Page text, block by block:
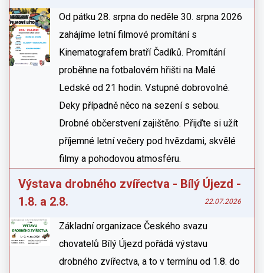
Od pátku 28. srpna do neděle 30. srpna 2026
zahájíme letní filmové promítání s
Kinematografem bratří Čadíků. Promítání
proběhne na fotbalovém hřišti na Malé
Ledské od 21 hodin. Vstupné dobrovolné.
Deky případně něco na sezení s sebou.
Drobné občerstvení zajištěno. Přijďte si užít
příjemné letní večery pod hvězdami, skvělé
filmy a pohodovou atmosféru.
Výstava drobného zvířectva - Bílý Újezd -
1.8. a 2.8.
22.07.2026
Základní organizace Českého svazu
chovatelů Bílý Újezd pořádá výstavu
drobného zvířectva, a to v termínu od 1.8. do